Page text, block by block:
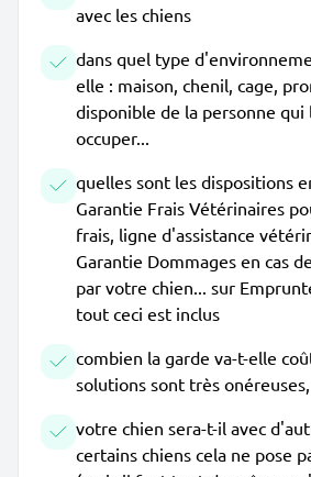
avec les chiens
dans quel type
elle : maison, chenil, cage,
disponible de la personne qui
occuper...
quelles sont les dispositions
Garantie Frais Vétérinaires
frais, ligne d'assistance
Garantie Dommages en cas
par votre chien... sur
tout ceci est inclus
combien la garde va-t-elle
solutions sont très
votre chien sera-t-il avec
certains chiens cela ne pose